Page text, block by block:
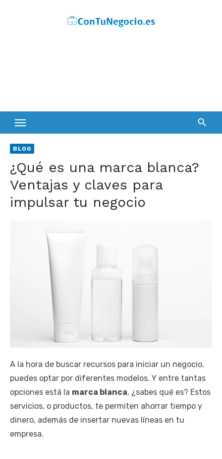
BLOG
¿Qué es una marca blanca?
Ventajas y claves para
impulsar tu negocio
A la hora de buscar recursos para iniciar un negocio,
puedes optar por diferentes modelos. Y entre tantas
opciones está la marca blanca, ¿sabes qué es? Estos
servicios, o productos, te permiten ahorrar tiempo y
dinero, además de insertar nuevas líneas en tu
empresa.